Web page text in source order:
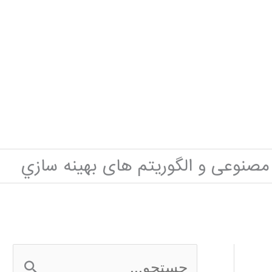
مصنوعی و الگوريتم های بهينه سازي